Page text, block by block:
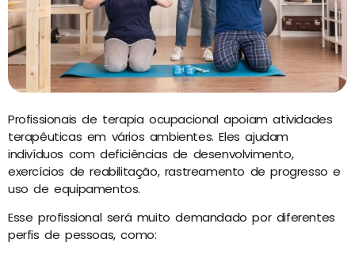
Profissionais de terapia ocupacional apoiam atividades
terapêuticas em vários ambientes. Eles ajudam
indivíduos com deficiências de desenvolvimento,
exercícios de reabilitação, rastreamento de progresso e
uso de equipamentos.
Esse profissional será muito demandado por diferentes
perfis de pessoas, como: